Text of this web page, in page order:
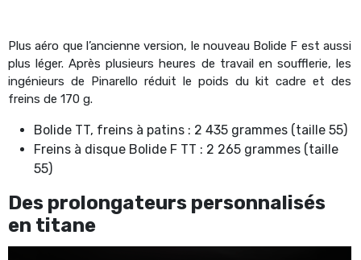
Plus aéro que l’ancienne version, le nouveau Bolide F est aussi
plus léger. Après plusieurs heures de travail en soufflerie, les
ingénieurs de Pinarello réduit le poids du kit cadre et des
freins de 170 g.
Bolide TT, freins à patins : 2 435 grammes (taille 55)
Freins à disque Bolide F TT : 2 265 grammes (taille
55)
Des prolongateurs personnalisés
en titane